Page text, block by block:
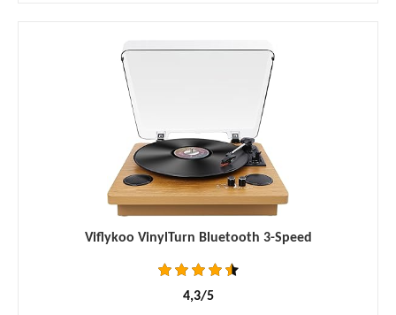
Viflykoo VinylTurn Bluetooth 3-Speed
4,3/5